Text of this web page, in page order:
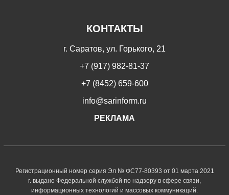
КОНТАКТЫ
г. Саратов, ул. Горького, 21
+7 (917) 982-81-37
+7 (8452) 659-600
info@sarinform.ru
РЕКЛАМА
Регистрационный номер серия Эл № ФС77-80393 от 01 марта 2021
г. выдано Федеральной службой по надзору в сфере связи,
информационных технологий и массовых коммуникаций.